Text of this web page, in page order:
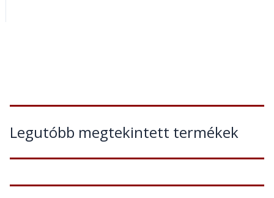
Legutóbb megtekintett termékek